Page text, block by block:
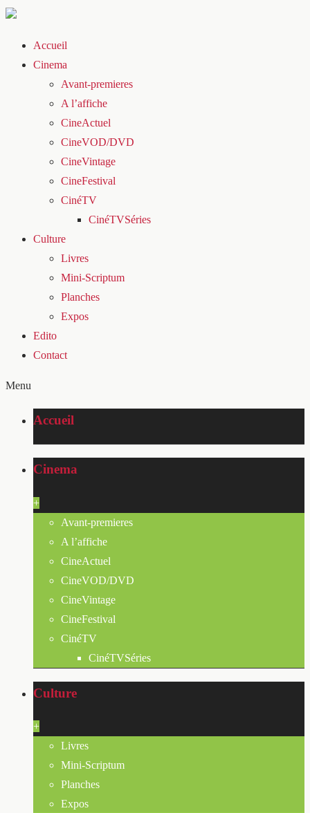
Accueil
Cinema
Avant-premieres
A l’affiche
CineActuel
CineVOD/DVD
CineVintage
CineFestival
CinéTV
CinéTVSéries
Culture
Livres
Mini-Scriptum
Planches
Expos
Edito
Contact
Menu
Accueil
Cinema
+
Avant-premieres
A l’affiche
CineActuel
CineVOD/DVD
CineVintage
CineFestival
CinéTV
CinéTVSéries
Culture
+
Livres
Mini-Scriptum
Planches
Expos